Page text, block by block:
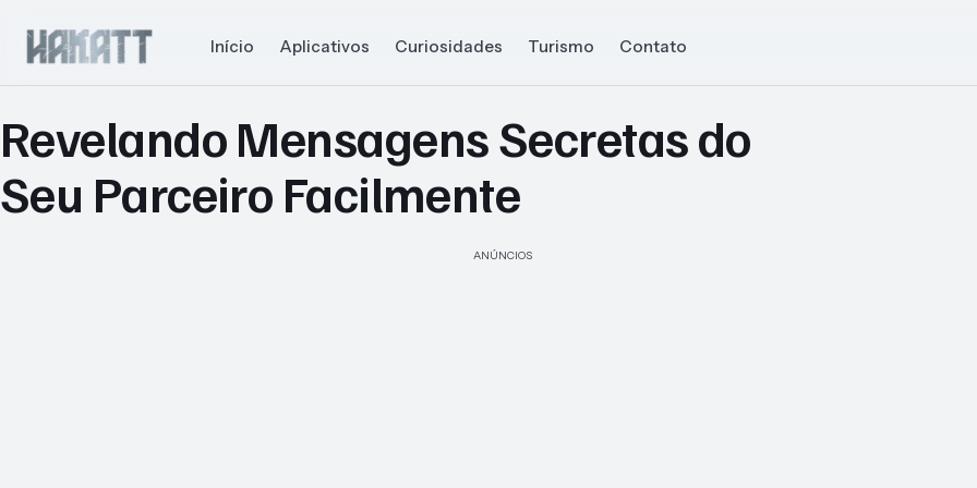
Início Aplicativos Curiosidades Turismo Contato
Revelando Mensagens Secretas do
Seu Parceiro Facilmente
ANÚNCIOS